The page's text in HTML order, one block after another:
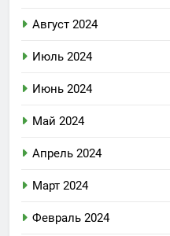
Август 2024
Июль 2024
Июнь 2024
Май 2024
Апрель 2024
Март 2024
Февраль 2024